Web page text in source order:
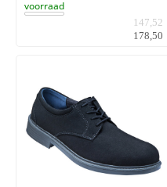
voorraad
147,52
178,50